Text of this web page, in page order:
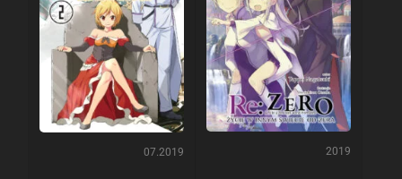
07.2019 2019